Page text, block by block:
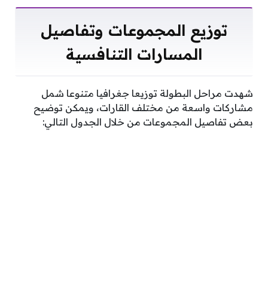
توزيع المجموعات وتفاصيل
المسارات التنافسية
شهدت مراحل البطولة توزيعا جغرافيا متنوعا شمل
مشاركات واسعة من مختلف القارات، ويمكن توضيح
بعض تفاصيل المجموعات من خلال الجدول التالي: